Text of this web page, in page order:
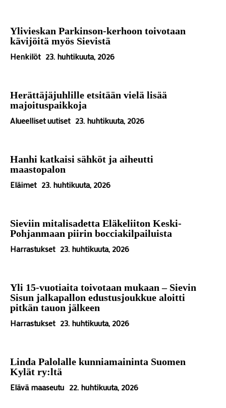
Ylivieskan Parkinson-kerhoon toivotaan
kävijöitä myös Sievistä
Henkilöt 23. huhtikuuta, 2026
Herättäjäjuhlille etsitään vielä lisää
majoituspaikkoja
Alueelliset uutiset 23. huhtikuuta, 2026
Hanhi katkaisi sähköt ja aiheutti
maastopalon
Eläimet 23. huhtikuuta, 2026
Sieviin mitalisadetta Eläkeliiton Keski-
Pohjanmaan piirin bocciakilpailuista
Harrastukset 23. huhtikuuta, 2026
Yli 15-vuotiaita toivotaan mukaan – Sievin
Sisun jalkapallon edustusjoukkue aloitti
pitkän tauon jälkeen
Harrastukset 23. huhtikuuta, 2026
Linda Palolalle kunniamaininta Suomen
Kylät ry:ltä
Elävä maaseutu 22. huhtikuuta, 2026